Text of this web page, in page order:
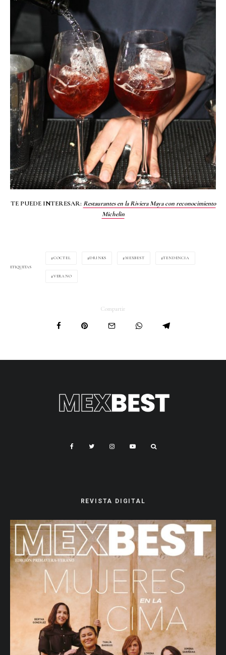
TE PUEDE INTERESAR: Restaurantes en la Riviera Maya con reconocimiento
Michelin
ETIQUETAS
COCTEL DRINKS MEXBEST TENDENCIA
VERANO
Compartir
REVISTA DIGITAL